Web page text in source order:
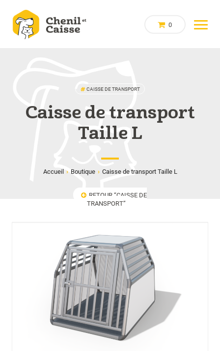
0
CAISSE DE TRANSPORT
Caisse de transport
Taille L
Accueil › Boutique › Caisse de transport Taille L
RETOUR “CAISSE DE
TRANSPORT”